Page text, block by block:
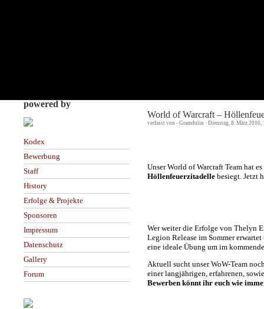
powered by
Kodex
Bewerbung
Staff
History
Erfolge & Projekte
Sponsoren
Impressum
Datenschutz
Gallery
Forum
World of Warcraft –
verfasst von - Gramdulin · Dienstag, 8. März
Unser World of Warcraft Team hat
Höllenfeuerzitadelle besiegt. Jetzt
Wer weiter die Erfolge von Thelyn
Legion Release im Sommer
eine ideale Übung um im
Aktuell sucht unser WoW-Team
einer langjährigen, erfahrenen,
Bewerben könnt ihr euch wie